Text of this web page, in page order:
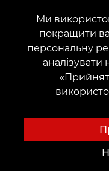
Зв'яжіться з
Співпраця:
Скарги та
Ми
покращити
персональну